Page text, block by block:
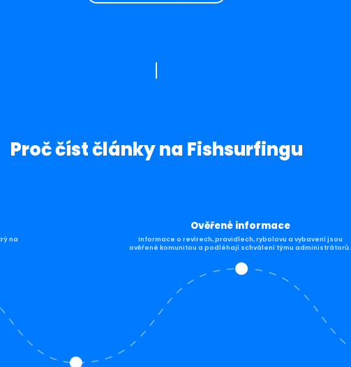
Proč číst články na Fishsurfingu
na
Ověřené informace
Informace o revírech, pravidlech, rybolovu a vybavení jsou
ověřené komunitou a podléhají schválení týmu administrátorů.